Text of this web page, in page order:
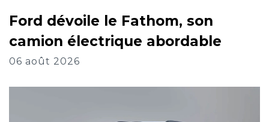
Ford dévoile le Fathom, son
camion électrique abordable
06 août 2026